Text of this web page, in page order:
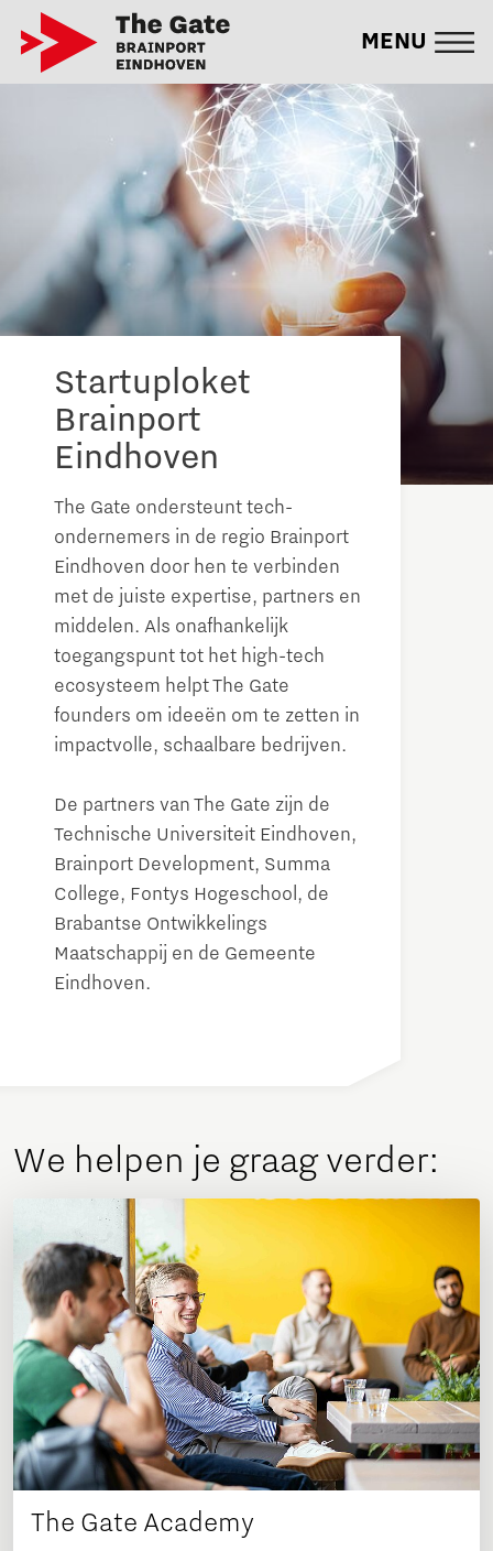
MENU
Startuploket
Brainport
Eindhoven
The Gate ondersteunt tech-
ondernemers in de regio Brainport
Eindhoven door hen te verbinden
met de juiste expertise, partners en
middelen. Als onafhankelijk
toegangspunt tot het high-tech
ecosysteem helpt The Gate
founders om ideeën om te zetten in
impactvolle, schaalbare bedrijven.
De partners van The Gate zijn de
Technische Universiteit Eindhoven,
Brainport Development, Summa
College, Fontys Hogeschool, de
Brabantse Ontwikkelings
Maatschappij en de Gemeente
Eindhoven.
We helpen je graag verder:
The Gate Academy